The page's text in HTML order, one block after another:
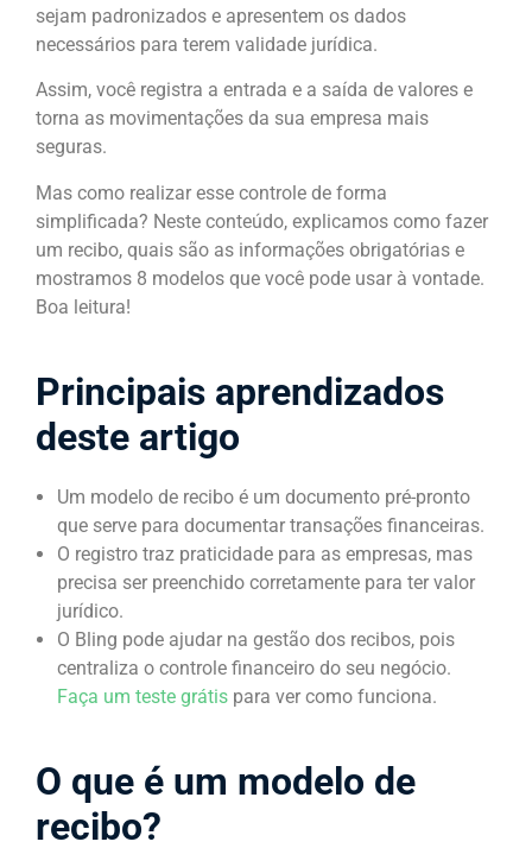
sejam padronizados e apresentem os dados
necessários para terem validade jurídica.
Assim, você registra a entrada e a saída de valores e
torna as movimentações da sua empresa mais
seguras.
Mas como realizar esse controle de forma
simplificada? Neste conteúdo, explicamos como fazer
um recibo, quais são as informações obrigatórias e
mostramos 8 modelos que você pode usar à vontade.
Boa leitura!
Principais aprendizados
deste artigo
Um modelo de recibo é um documento pré-pronto
que serve para documentar transações financeiras.
O registro traz praticidade para as empresas, mas
precisa ser preenchido corretamente para ter valor
jurídico.
O Bling pode ajudar na gestão dos recibos, pois
centraliza o controle financeiro do seu negócio.
Faça um teste grátis para ver como funciona.
O que é um modelo de
recibo?